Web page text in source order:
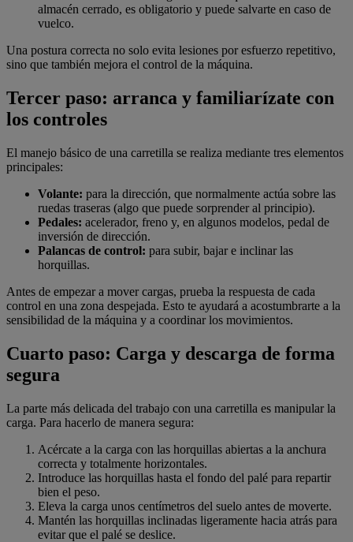
almacén cerrado, es obligatorio y puede salvarte en caso de
vuelco.
Una postura correcta no solo evita lesiones por esfuerzo repetitivo,
sino que también mejora el control de la máquina.
Tercer paso: arranca y familiarízate con
los controles
El manejo básico de una carretilla se realiza mediante tres elementos
principales:
Volante: para la dirección, que normalmente actúa sobre las
ruedas traseras (algo que puede sorprender al principio).
Pedales: acelerador, freno y, en algunos modelos, pedal de
inversión de dirección.
Palancas de control: para subir, bajar e inclinar las
horquillas.
Antes de empezar a mover cargas, prueba la respuesta de cada
control en una zona despejada. Esto te ayudará a acostumbrarte a la
sensibilidad de la máquina y a coordinar los movimientos.
Cuarto paso: Carga y descarga de forma
segura
La parte más delicada del trabajo con una carretilla es manipular la
carga. Para hacerlo de manera segura:
Acércate a la carga con las horquillas abiertas a la anchura
correcta y totalmente horizontales.
Introduce las horquillas hasta el fondo del palé para repartir
bien el peso.
Eleva la carga unos centímetros del suelo antes de moverte.
Mantén las horquillas inclinadas ligeramente hacia atrás para
evitar que el palé se deslice.